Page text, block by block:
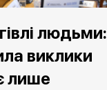
людьми:
виклики
лише